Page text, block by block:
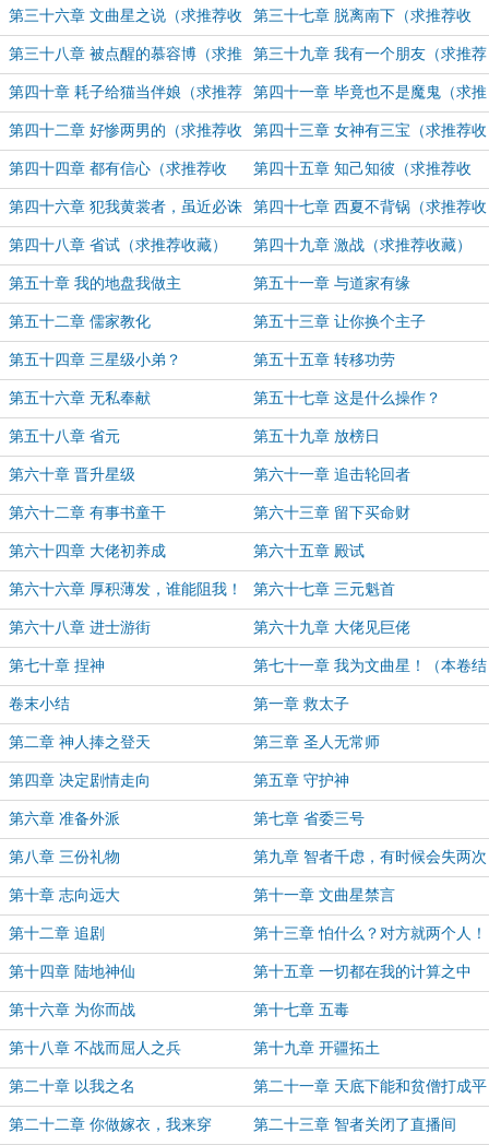
藏！） 荐收藏！）
第三十六章 文曲星之说（求推荐收
藏！）
第三十七章 脱离南下（求推荐收
藏！）
第三十八章 被点醒的慕容博（求推
荐收藏！）
第三十九章 我有一个朋友（求推荐
收藏！）
第四十章 耗子给猫当伴娘（求推荐
收藏！）
第四十一章 毕竟也不是魔鬼（求推
荐收藏！）
第四十二章 好惨两男的（求推荐收
藏！）
第四十三章 女神有三宝（求推荐收
藏！）
第四十四章 都有信心（求推荐收
藏！）
第四十五章 知己知彼（求推荐收
藏！）
第四十六章 犯我黄裳者，虽近必诛
（求推荐收藏！）
第四十七章 西夏不背锅（求推荐收
藏！）
第四十八章 省试（求推荐收藏） 第四十九章 激战（求推荐收藏）
第五十章 我的地盘我做主 第五十一章 与道家有缘
第五十二章 儒家教化 第五十三章 让你换个主子
第五十四章 三星级小弟？ 第五十五章 转移功劳
第五十六章 无私奉献 第五十七章 这是什么操作？
第五十八章 省元 第五十九章 放榜日
第六十章 晋升星级 第六十一章 追击轮回者
第六十二章 有事书童干 第六十三章 留下买命财
第六十四章 大佬初养成 第六十五章 殿试
第六十六章 厚积薄发，谁能阻我！ 第六十七章 三元魁首
第六十八章 进士游街 第六十九章 大佬见巨佬
第七十章 捏神 第七十一章 我为文曲星！（本卷结
束）
卷末小结 第一章 救太子
第二章 神人捧之登天 第三章 圣人无常师
第四章 决定剧情走向 第五章 守护神
第六章 准备外派 第七章 省委三号
第八章 三份礼物 第九章 智者千虑，有时候会失两次
第十章 志向远大 第十一章 文曲星禁言
第十二章 追剧 第十三章 怕什么？对方就两个人！
第十四章 陆地神仙 第十五章 一切都在我的计算之中
第十六章 为你而战 第十七章 五毒
第十八章 不战而屈人之兵 第十九章 开疆拓土
第二十章 以我之名 第二十一章 天底下能和贫僧打成平
手的
第二十二章 你做嫁衣，我来穿 第二十三章 智者关闭了直播间